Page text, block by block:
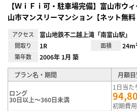
【ＷｉＦｉ可・駐車場完備】富山市ウ
山市マンスリーマンション【ネット無料
アクセス 富山地鉄不二越上滝「南富山駅」
間取り 1R 面積
築年数 2006年 1月 築
プラン名・期間 月額
ロング
30日以上～360日未満
1日当た
初期費